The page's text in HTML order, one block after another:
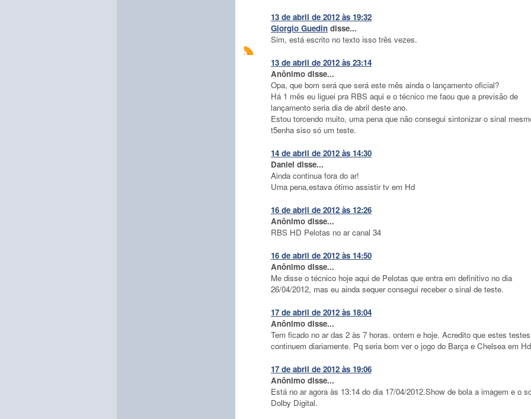
13 de abril de 2012 às 19:32
Giorgio Guedin disse...
Sim, está escrito no texto isso três vezes.
13 de abril de 2012 às 23:14
Anônimo disse...
Opa, que bom será que será este mês ainda o lançamento oficial?
Há 1 mês eu liguei pra RBS aqui e o técnico me faou que a previsão de
lançamento seria dia de abril deste ano.
Estou torcendo muito, uma pena que não consegui sintonizar o sinal
t5enha siso só um teste.
14 de abril de 2012 às 14:30
Daniel disse...
Ainda continua fora do ar!
Uma pena,estava ótimo assistir tv em Hd
16 de abril de 2012 às 12:26
Anônimo disse...
RBS HD Pelotas no ar canal 34
16 de abril de 2012 às 14:50
Anônimo disse...
Me disse o técnico hoje aqui de Pelotas que entra em definitivo no dia
26/04/2012, mas eu ainda sequer consegui receber o sinal de teste.
17 de abril de 2012 às 18:04
Anônimo disse...
Tem ficado no ar das 2 às 7 horas. ontem e hoje. Acredito que estes testes
continuem diariamente. Pq seria bom ver o jogo do Barça e Chelsea em
17 de abril de 2012 às 19:06
Anônimo disse...
Está no ar agora às 13:14 do dia 17/04/2012.Show de bola a imagem e o
Dolby Digital.